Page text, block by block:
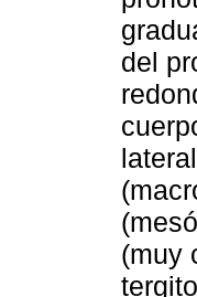
del
(muy